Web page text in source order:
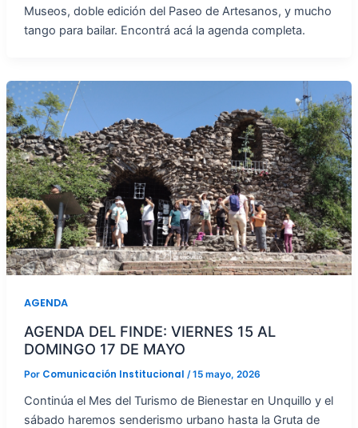
Museos, doble edición del Paseo de Artesanos, y mucho
tango para bailar. Encontrá acá la agenda completa.
AGENDA
AGENDA DEL FINDE: VIERNES 15 AL
DOMINGO 17 DE MAYO
Por Comunicación Institucional /15 mayo, 2026
Continúa el Mes del Turismo de Bienestar en Unquillo y el
sábado haremos senderismo urbano hasta la Gruta de